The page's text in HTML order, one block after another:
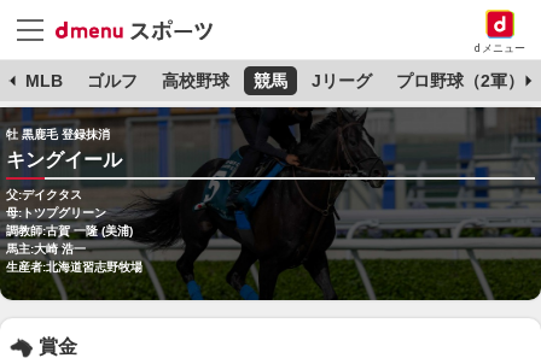
dメニュー
MLB ゴルフ 高校野球 競馬 Jリーグ プロ野球（2軍）
牡 黒鹿毛 登録抹消
キングイール
父:デイクタス
母:トツプグリーン
調教師:古賀 一隆 (美浦)
馬主:大崎 浩一
生産者:北海道習志野牧場
賞金